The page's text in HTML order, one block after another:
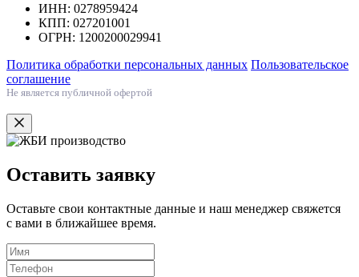
ИНН: 0278959424
КПП: 027201001
ОГРН: 1200200029941
Политика обработки персональных данных Пользовательское
соглашение
Не является публичной офертой
Оставить заявку
Оставьте свои контактные данные и наш менеджер свяжется
с вами в ближайшее время.